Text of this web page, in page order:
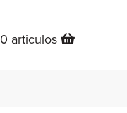
0 articulos